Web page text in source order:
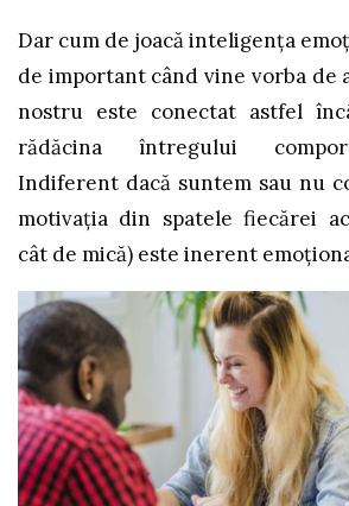
Dar cum de joacă inteligența
de important când vine vorba de
nostru este conectat astfel
rădăcina întregului
Indiferent dacă suntem sau nu
motivația din spatele fiecărei
cât de mică) este inerent